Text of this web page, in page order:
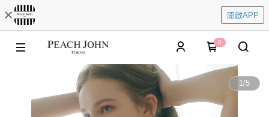
開啟APP
0
1/5